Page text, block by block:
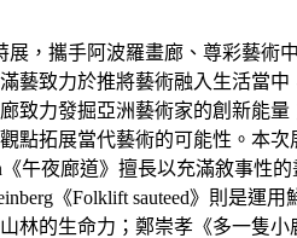
，攜手阿波羅畫廊、尊彩藝術
致力於推將藝術融入生活當
致力發掘亞洲藝術家的創新能
點拓展當代藝術的可能性。本
午夜廊道》擅長以充滿敘事性
《Folklift sauteed》則是運
林的生命力；鄭崇孝《多一隻